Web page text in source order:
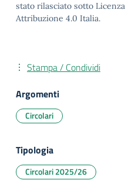
stato rilasciato sotto
Attribuzione 4.0 Italia.
Stampa / Condividi
Argomenti
Circolari
Tipologia
Circolari 2025/26